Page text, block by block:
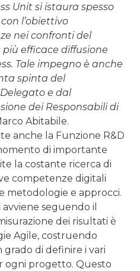
Unit si istaura spesso
l’obiettivo
nei confronti del
efficace diffusione
Tale impegno è anche
spinta del
e dal
dei Responsabili di
Abitabile.
anche la Funzione R&D
di importante
la costante ricerca di
competenze digitali
metodologie e approcci.
seguendo il
dei risultati è
Agile, costruendo
di definire i vari
ogni progetto. Questo